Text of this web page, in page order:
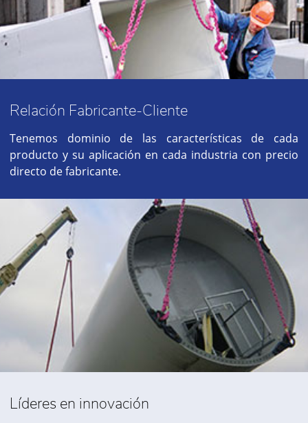
Relación Fabricante-Cliente
Tenemos dominio de las características de cada
producto y su aplicación en cada industria con precio
directo de fabricante.
Líderes en innovación